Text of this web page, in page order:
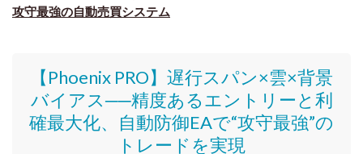
攻守最強の自動売買システム
【Phoenix PRO】遅行スパン×雲×背景
バイアス──精度あるエントリーと利
確最大化、自動防御EAで“攻守最強”の
トレードを実現